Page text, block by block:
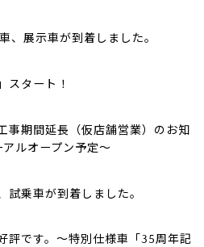
、展示車が到着しました。
スタート！
事期間延長（仮店舗営業）のお知
ルオープン予定～
試乗車が到着しました。
評です。～特別仕様車「35周年記